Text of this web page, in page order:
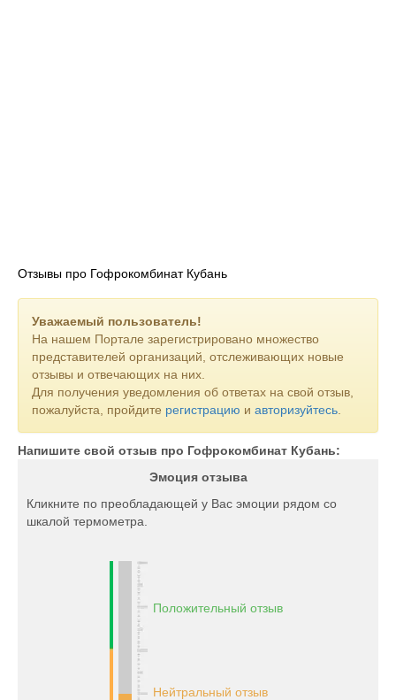
Отзывы про Гофрокомбинат Кубань
Уважаемый пользователь!
На нашем Портале зарегистрировано множество
представителей организаций, отслеживающих новые
отзывы и отвечающих на них.
Для получения уведомления об ответах на свой отзыв,
пожалуйста, пройдите регистрацию и авторизуйтесь
Напишите свой отзыв про Гофрокомбинат Кубань:
Эмоция отзыва
Кликните по преобладающей у Вас эмоции рядом со
шкалой термометра.
Положительный отзыв
Нейтральный отзыв